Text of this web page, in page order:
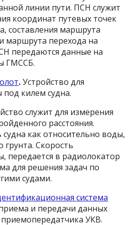
линии пути. ПСН служит
координат путевых точек
составления маршрута
маршрута перехода на
передаются данные на
ГМССБ.
.Устройство для
под килем судна.
служит для измерения
расстояния.
судна как относительно воды,
грунта. Скорость
передается в радиолокатор
для решения задач по
судами.
система
и передачи данных
УКВ.